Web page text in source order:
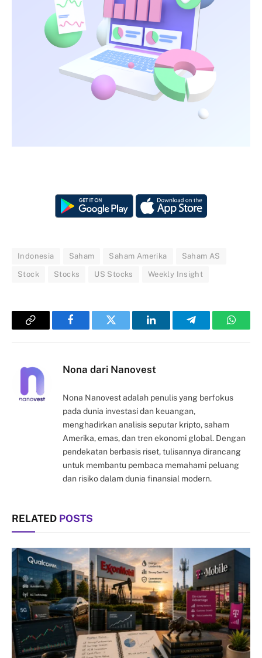
Indonesia Saham Saham Amerika Saham AS
Stock Stocks US Stocks Weekly Insight
Copy
FacebookTwitter LinkedInTelegram
Nona dari Nanovest
Nona Nanovest adalah penulis yang berfokus
pada dunia investasi dan keuangan,
menghadirkan analisis seputar kripto, saham
Amerika, emas, dan tren ekonomi global. Dengan
pendekatan berbasis riset, tulisannya dirancang
untuk membantu pembaca memahami peluang
dan risiko dalam dunia finansial modern.
RELATED POSTS